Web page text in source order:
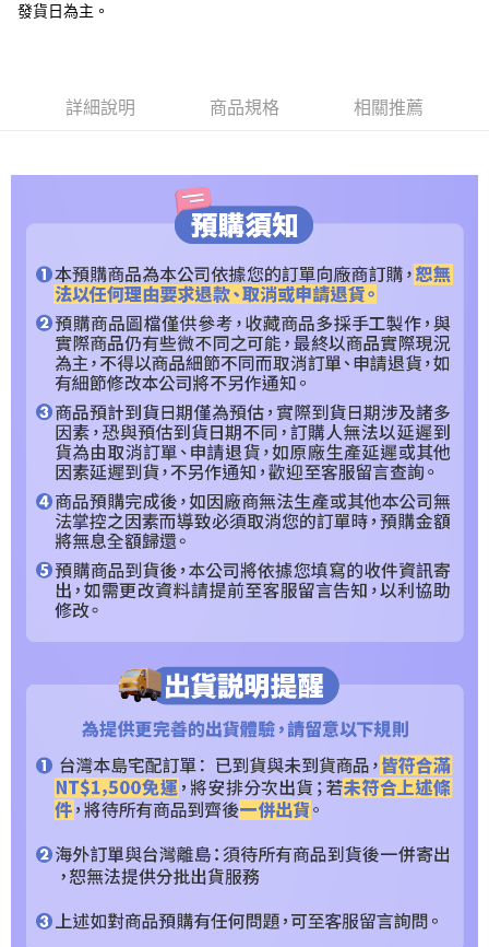
相關說明
１．簡單：不需註冊會員、不需綁卡、不需儲值。
２．便利：只要手機號碼，簡訊認證，即可結帳。
【「AFTEE先享後付」結帳流程】
１．於結帳方式選擇「AFTEE先享後付」後，將跳轉至「AFTEE先享後付」
結帳頁面，進行簡訊認證並確認金額後，即可完成結帳。
２．訂單成立數日內，您將收到繳費通知簡訊。
ATM／網路銀行／等多元方式進行付款，方視為交易完成。
※ 請注意：結帳手續完成當下不需立刻繳費，但若您需要取消訂單，請聯絡
購買商品的店家。未經商家同意取消之訂單仍視為有效，需透過AFTEE先享
後付繳納相關費用。
※ 交易是否成功請以「AFTEE先享後付 」之結帳頁面顯示為準，若有關於
是否繳費成功／繳費後需取消欲退款等相關疑問，請聯繫「AFTEE先享後付
客戶支援中心」https://netprotections.freshdesk.com/support/home
【注意事項】
１．透過由恩沛科技股份有限公司提供之「AFTEE先享後付」服務完成之交
易，需依本服務之必要範圍內提供個人資料，並將交易相關給付款項請求債
２．關於個人資料處理事宜，請瀏覽以下網址：
https://aftee.tw/terms/#terms3
３．未成年的使用者請事先徵得法定代理人或監護人之同意方可使用
「AFTEE先享後付」，若未經同意申辦者引起之損失，本公司不負相關責
４．使用「AFTEE先享後付」時，將依據個別帳號之用戶狀況，依本公司即
請求用戶進行身份認證。
５．嚴禁一人註冊多個帳號或使用他人資訊註冊。若發現惡意使用之情形，
恩沛科技股份有限公司將有權停止該用戶之使用額度並採取法律行動。
運送方式
每筆NT$120，滿NT$1,200(含以上)免運費
發貨日為主。
詳細說明 商品規格 相關推薦